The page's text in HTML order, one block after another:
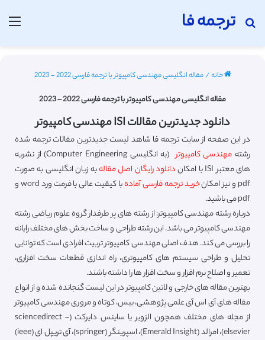
ترجمه فا
جستجو برای
خانه/مقاله انگلیسی مهندسی کامپیوتر با ترجمه فارسی 2022 - 2023
مقاله انگلیسی مهندسی کامپیوتر با ترجمه فارسی 2022 – 2023
دانلود جدیدترین مقالات ISI مهندسی کامپیوتر
در این صفحه از سایت ترجمه فا شاهد لیست جدیدترین مقالات ترجمه شده
رشته مهندسی کامپیوتر
(به انگلیسی Computer Engineering) از نشریه
های معتبر ISI با امکان
دانلود رایگان اصل مقالهبه زبان انگلیسی به صورت
pdf و نیز امکان
خرید ترجمه فارسی آماده
با کیفیت عالی با فرمت ورد word و
pdf می باشید.
درباره رشته مهندسی کامپیوتر: از رشته های پر طرفدار گروه علوم ریاضی رشته
مهندسی کامپیوتر می باشد. این رشته طراحی و ساخت بخش های مختلف رایانه
را بررسی می کند. هدف اصلی مهندسی کامپیوتر تربیت افرادی است که توانایی
تحلیل و طراحی سیستم های کامپیوتری، راه اندازی قطعات سخت افزاری،
تعمیر و اصلاح نرم افزار و سخت افزار ها را داشته باشند.
بهترین مقاله های خارجی و لاتین کامپیوتر در این لیست گنجانده شده و از انواع
مقاله های آی اس آی علمی پژوهشی، بیس، کوتاه و مروری مهندسی کامپیوتر
از مجله های مختلف همچون الزویر یا ساینس دایرکت (sciencedirect –
elsevier)، امرالد (Emerald Insight)، اسپرینگر (springer)، آی تریپل ای (ieee)